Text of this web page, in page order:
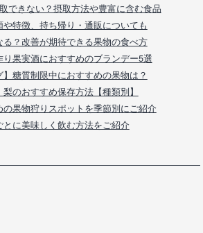
できない？摂取方法や豊富に含む食品
や特徴、持ち帰り・通販についても
？改善が期待できる果物の食べ方
り果実酒におすすめのブランデー5選
】糖質制限中におすすめの果物は？
のおすすめ保存方法【種類別】
果物狩りスポットを季節別にご紹介
とに美味しく飲む方法をご紹介